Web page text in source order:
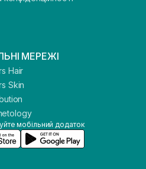
МЕРЕЖІ
Hair
Skin
мобільний додаток